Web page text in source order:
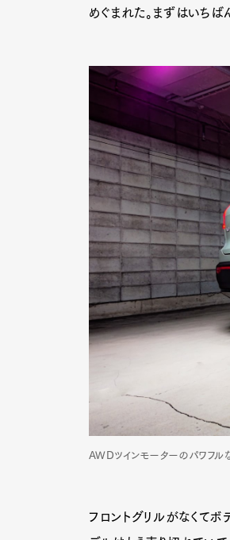
めぐまれた。まずはいち
AWDツインモーターのパワフ
フロントグリルがなくて